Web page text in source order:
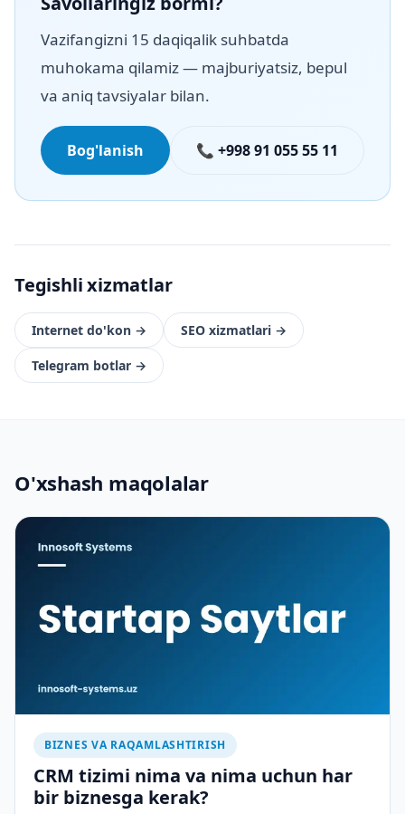
Vazifangizni 15 daqiqalik suhbatda
muhokama qilamiz — majburiyatsiz, bepul
va aniq tavsiyalar bilan.
Bog'lanish 📞 +998 91 055 55 11
Tegishli xizmatlar
Internet do'kon → SEO xizmatlari →
Telegram botlar →
O'xshash maqolalar
BIZNES VA RAQAMLASHTIRISH
CRM tizimi nima va nima uchun har
bir biznesga kerak?